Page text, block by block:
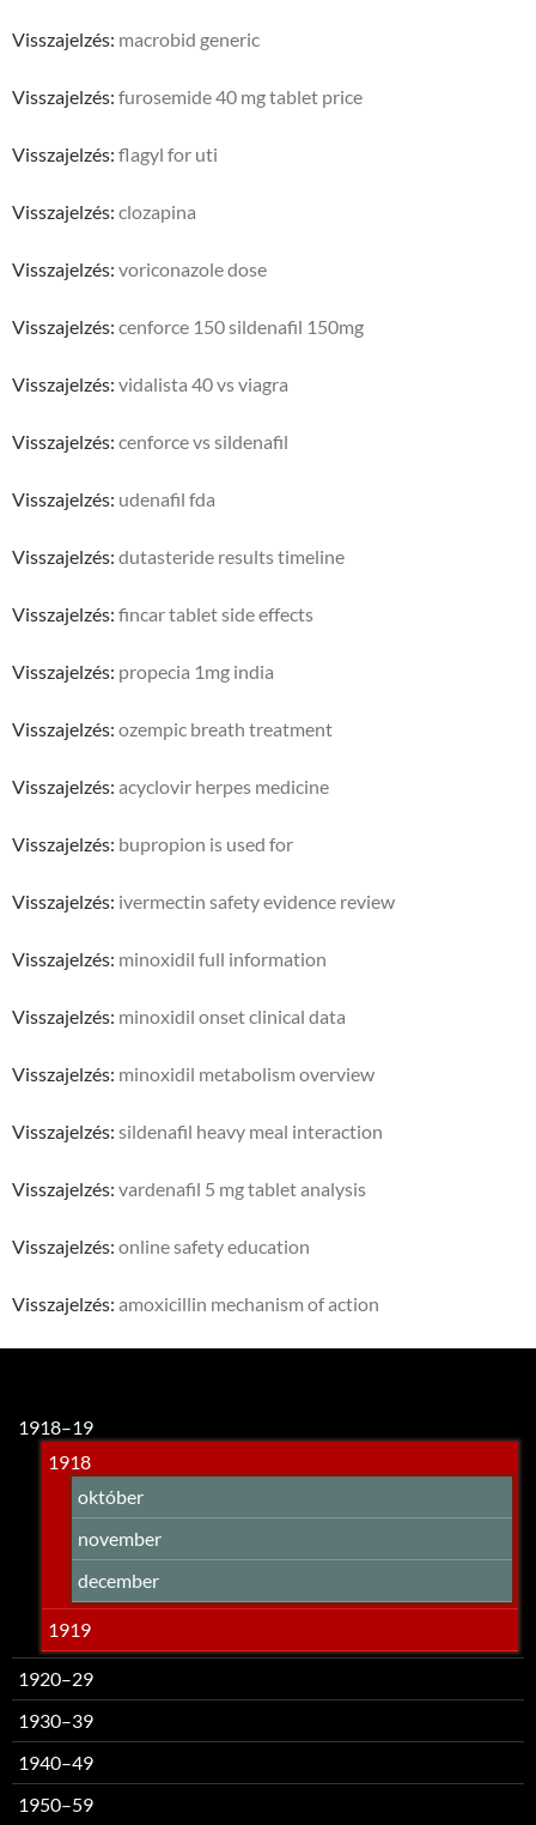
Visszajelzés: macrobid generic
Visszajelzés: furosemide 40 mg tablet price
Visszajelzés: flagyl for uti
Visszajelzés: clozapina
Visszajelzés: voriconazole dose
Visszajelzés: cenforce 150 sildenafil 150mg
Visszajelzés: vidalista 40 vs viagra
Visszajelzés: cenforce vs sildenafil
Visszajelzés: udenafil fda
Visszajelzés: dutasteride results timeline
Visszajelzés: fincar tablet side effects
Visszajelzés: propecia 1mg india
Visszajelzés: ozempic breath treatment
Visszajelzés: acyclovir herpes medicine
Visszajelzés: bupropion is used for
Visszajelzés: ivermectin safety evidence review
Visszajelzés: minoxidil full information
Visszajelzés: minoxidil onset clinical data
Visszajelzés: minoxidil metabolism overview
Visszajelzés: sildenafil heavy meal interaction
Visszajelzés: vardenafil 5 mg tablet analysis
Visszajelzés: online safety education
Visszajelzés: amoxicillin mechanism of action
1918–19
1918
október
november
december
1919
1920–29
1930–39
1940–49
1950–59